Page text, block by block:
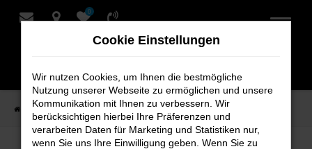
Zum
0
Startseite Verkauf Fahrzeug-Showroom
Cookie Einstellungen
Wir nutzen Cookies, um Ihnen die bestmögliche
Nutzung unserer Webseite zu ermöglichen und unsere
Kommunikation mit Ihnen zu verbessern. Wir
berücksichtigen hierbei Ihre Präferenzen und
verarbeiten Daten für Marketing und Statistiken nur,
wenn Sie uns Ihre Einwilligung geben. Wenn Sie zu